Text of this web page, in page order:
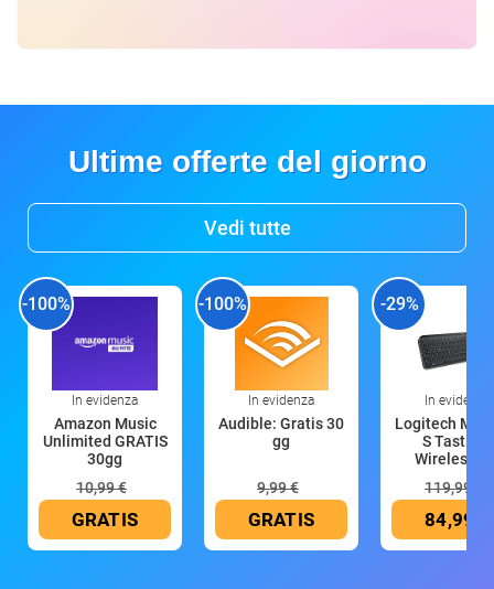
Ultime offerte del giorno
Vedi tutte
-100%
In evidenza
Amazon Music
Unlimited GRATIS
30gg
10,99 €
GRATIS
-100%
In evidenza
Audible: Gratis 30
gg
9,99 €
GRATIS
-29%
In evidenza
Logitech MX
S Tastiera
Wireless
119,99 €
84,99 €